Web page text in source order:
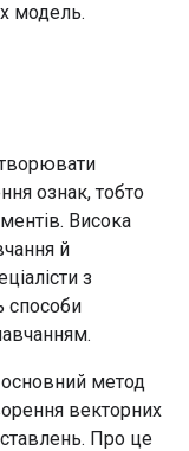
модель.
ознак, тобто
Висока
й
з
способи
метод
векторних
Про це